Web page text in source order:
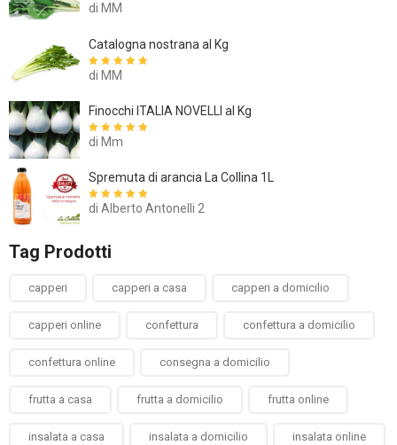
Valutato
di MM
Catalogna nostrana al Kg
Valutato
di MM
Finocchi ITALIA NOVELLI al Kg
Valutato
di Mm
Spremuta di arancia La Collina 1L
Valutato5su
di Alberto Antonelli 2
Tag Prodotti
capperi capperi a casa capperi a domicilio
capperi online confettura confettura a domicilio
confettura online consegna a domicilio
frutta a casa frutta a domicilio frutta online
insalata a casa insalata a domicilio insalata online